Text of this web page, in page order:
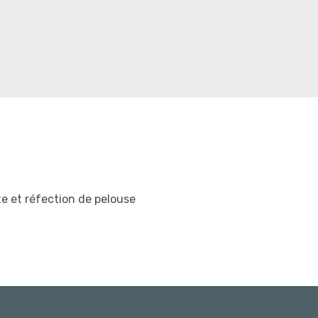
et réfection de pelouse